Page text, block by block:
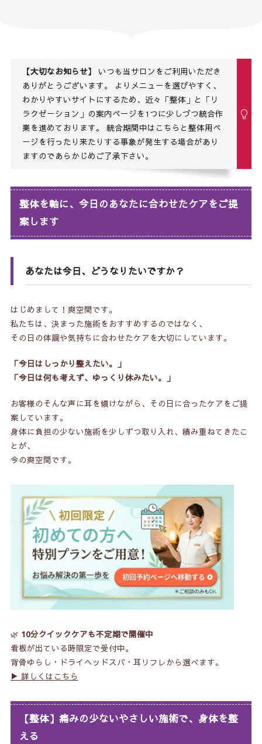
【大切なお知らせ】
いつも当サロンをご利用いただき
ありがとうございます。 よりメニューを選びやすく、
わかりやすいサイトにするため、近々「整体」と「リ
ラクゼーション」の案内ページを1つに少しづつ統合作
業を進めております。 統合期間中はこちらと整体用ペ
ージを行ったり来たりする事象が発生する場合があり
ますのであらかじめご了承下さい。
整体を軸に、今日のあなたに合わせたケアをご提
案します
あなたは今日、どうなりたいですか？
はじめまして！爽空間です。
私たちは、決まった施術をおすすめするのではなく、
その日の体調や気持ちに合わせたケアを大切にしています。
「今日はしっかり整えたい。」
「今日は何も考えず、ゆっくり休みたい。」
お客様のそんな声に耳を傾けながら、その日に合ったケアをご提
案しています。
身体に負担の少ない施術を少しずつ取り入れ、積み重ねてきたこ
とが、
今の爽空間です。
🌿 10分クイックケアも不定期で開催中
看板が出ている時限定で受付中。
背骨ゆらし・ドライヘッドスパ・耳リフレから選べます。
▶ 詳しくはこちら
【整体】痛みの少ないやさしい施術で、身体を整
える